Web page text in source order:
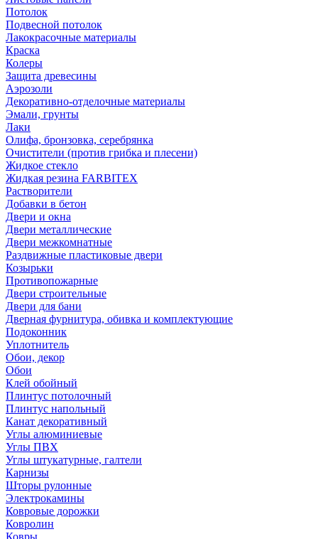
Потолок
Подвесной потолок
Лакокрасочные материалы
Краска
Колеры
Защита древесины
Аэрозоли
Декоративно-отделочные материалы
Эмали, грунты
Лаки
Олифа, бронзовка, серебрянка
Очистители (против грибка и плесени)
Жидкое стекло
Жидкая резина FARBITEX
Растворители
Добавки в бетон
Двери и окна
Двери металлические
Двери межкомнатные
Раздвижные пластиковые двери
Козырьки
Противопожарные
Двери строительные
Двери для бани
Дверная фурнитура, обивка и комплектующие
Подоконник
Уплотнитель
Обои, декор
Обои
Клей обойный
Плинтус потолочный
Плинтус напольный
Канат декоративный
Углы алюминиевые
Углы ПВХ
Углы штукатурные, галтели
Карнизы
Шторы рулонные
Электрокамины
Ковровые дорожки
Ковролин
Ковры